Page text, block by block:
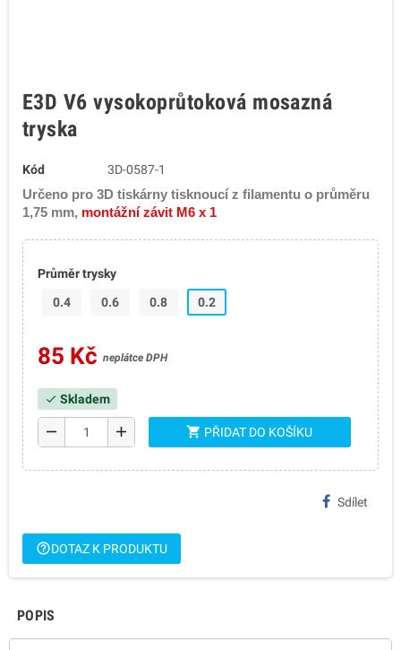
E3D V6 vysokoprůtoková mosazná
tryska
Kód 3D-0587-1
Určeno pro 3D tiskárny tisknoucí z filamentu o průměru
1,75 mm, montážní závit M6 x 1
Průměr trysky
0.4
0.6 0.8 0.2
85 Kč neplátce DPH
check Skladem
remove add shopping_cart PŘIDAT DO KOŠÍKU
Sdílet
help_outlineDOTAZ K PRODUKTU
POPIS